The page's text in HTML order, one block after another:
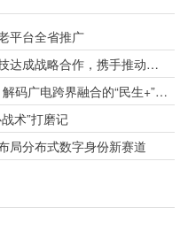
平台全省推广
手推动湖南广电“全国一网”数字化升级
电跨界融合的“民生+”内生逻辑
术”打磨记
局分布式数字身份新赛道